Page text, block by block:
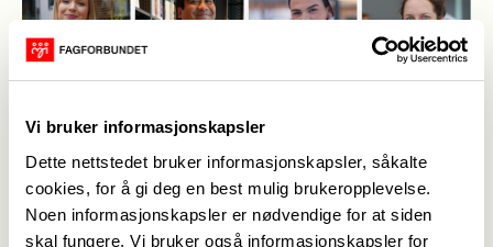
Vi bruker informasjonskapsler
Dette nettstedet bruker informasjonskapsler, såkalte
cookies, for å gi deg en best mulig brukeropplevelse.
Noen informasjonskapsler er nødvendige for at siden
skal fungere. Vi bruker også informasjonskapsler for
Følg lønnsoppgjøret 2026
->